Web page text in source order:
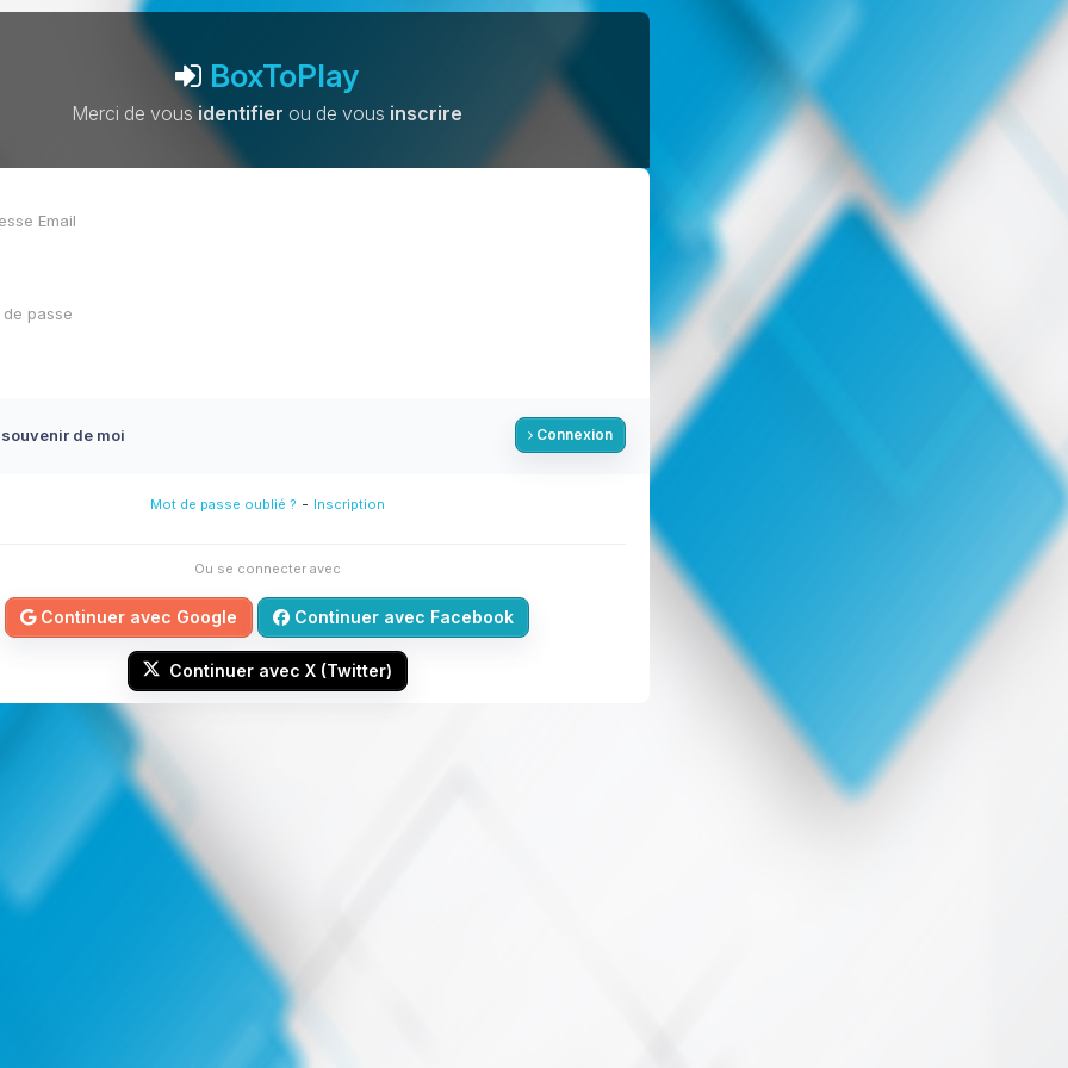
BoxToPlay
Merci de vousidentifier ou de vous inscrire
de moi Connexion
Mot de passe oublié ? - Inscription
Ou se connecter avec
Continuer avec Google Continuer avec Facebook
Continuer avec X (Twitter)